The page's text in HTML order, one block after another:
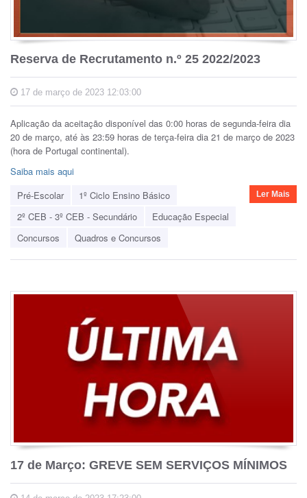
Reserva de Recrutamento n.º 25 2022/2023
17 de março de 2023 12:03:00
Aplicação da aceitação disponível das 0:00 horas de segunda-feira dia
20 de março, até às 23:59 horas de terça-feira dia 21 de março de 2023
(hora de Portugal continental).
Saiba mais aqui
Pré-Escolar
1º Ciclo Ensino Básico
2º CEB - 3º CEB - Secundário
Educação Especial
Concursos
Quadros e Concursos
Ler Mais
17 de Março: GREVE SEM SERVIÇOS MÍNIMOS